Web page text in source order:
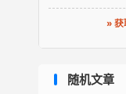
»
随机文章